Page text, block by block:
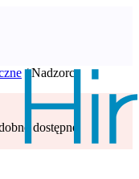
/ Nadzorca
dostępne